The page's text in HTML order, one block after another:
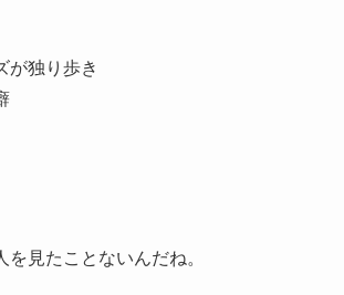
が独り歩き
を見たことないんだね。